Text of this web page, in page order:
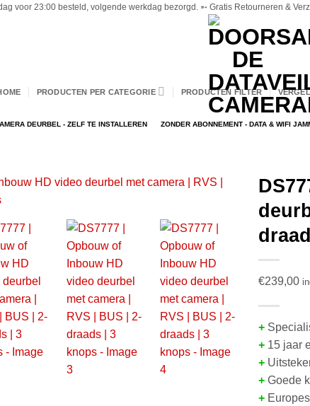
voor 23:00 besteld, volgende werkdag bezorgd. ➵ Gratis Retourneren &
PRODUCTEN PER CATEGORIE PRODUCTEN FILTER
DEURBEL - ZELF TE INSTALLEREN ZONDER ABONNEMENT - DATA & WIFI
€239,00
+
+ 15 jaar
+
+ Goede
+